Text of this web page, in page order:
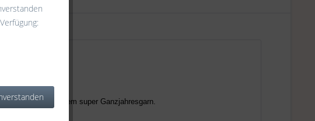
sie zu einem super Ganzjahresgarn.